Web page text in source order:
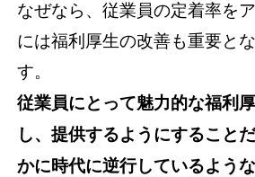
なぜなら、従業員の定着率を
には福利厚生の改善も重要と
す。
従業員にとって魅力的な福利
し、提供するようにすること
かに時代に逆行しているよう